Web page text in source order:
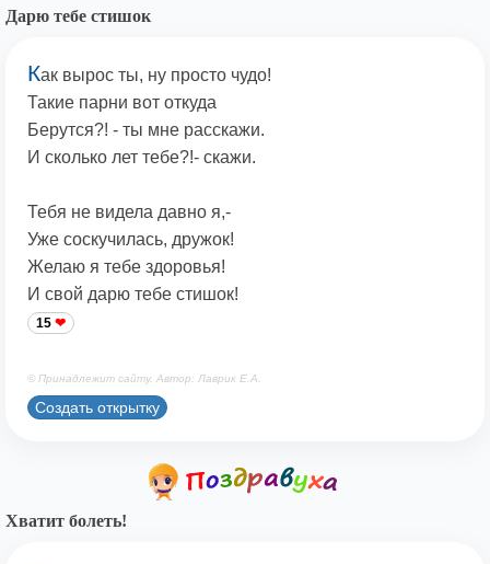
Дарю тебе стишок
Как вырос ты, ну просто чудо!
Такие парни вот откуда
Берутся?! - ты мне расскажи.
И сколько лет тебе?!- скажи.
Тебя не видела давно я,-
Уже соскучилась, дружок!
Желаю я тебе здоровья!
И свой дарю тебе стишок!
15
© Принадлежит сайту. Автор: Лаврик Е.А.
Создать открытку
Хватит болеть!